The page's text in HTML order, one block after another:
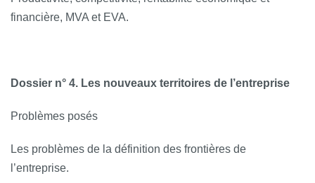
financière, MVA et EVA.
Dossier n° 4. Les nouveaux territoires de l’entreprise
Problèmes posés
Les problèmes de la définition des frontières de
l’entreprise.